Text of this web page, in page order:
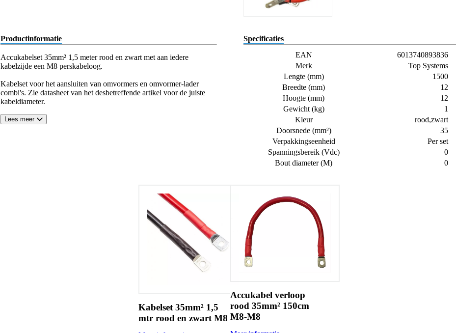
Productinformatie
Accukabelset 35mm² 1,5 meter rood en zwart met aan iedere
kabelzijde een M8 perskabeloog.
Kabelset voor het aansluiten van omvormers en omvormer-lader
combi's. Zie datasheet van het desbetreffende artikel voor de juiste
kabeldiameter.
Lees meer
Specificaties
EAN
6013740893836
Merk
Top Systems
Lengte (mm)
1500
Breedte (mm)
12
Hoogte (mm)
12
Gewicht (kg)
1
Kleur
rood,zwart
Doorsnede (mm²)
35
Verpakkingseenheid
Per set
Spanningsbereik (Vdc)
0
Bout diameter (M)
0
Kabelset 35mm² 1,5
mtr rood en zwart M8
Accukabel verloop
rood 35mm² 150cm
M8-M8